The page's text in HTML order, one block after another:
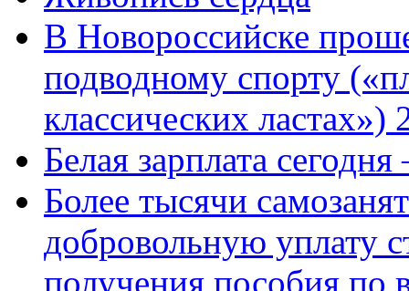
В Новороссийске
подводному спорту
классических ластах»)
Белая зарплата
Более тысячи
добровольную уплату
получения пособия по